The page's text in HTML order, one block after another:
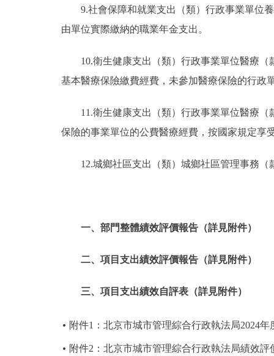
9.社會保障和就業支出（類）行政事業單位
由單位實際繳納的職業年金支出。
10.衛生健康支出（類）行政事業單位醫療
基本醫療保險繳費經費，未參加醫療保險的行政
11.衛生健康支出（類）行政事業單位醫療
保險的事業單位的公費醫療經費，按國家規定享
12.城鄉社區支出（類）城鄉社區管理事務
一、部門整體績效評價報告（詳見附件）
二、項目支出績效評價報告（詳見附件）
三、項目支出績效自評表（詳見附件）
附件1：北京市城市管理綜合行政執法局2024年
附件2：北京市城市管理綜合行政執法局績效評